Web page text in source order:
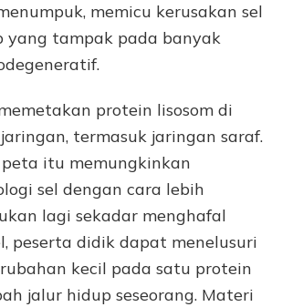
memicu kerusakan sel
yang tampak pada banyak
protein lisosom di
termasuk jaringan saraf.
itu memungkinkan
sel dengan cara lebih
lagi sekadar menghafal
peserta didik dapat menelusuri
kecil pada satu protein
jalur hidup seseorang. Materi